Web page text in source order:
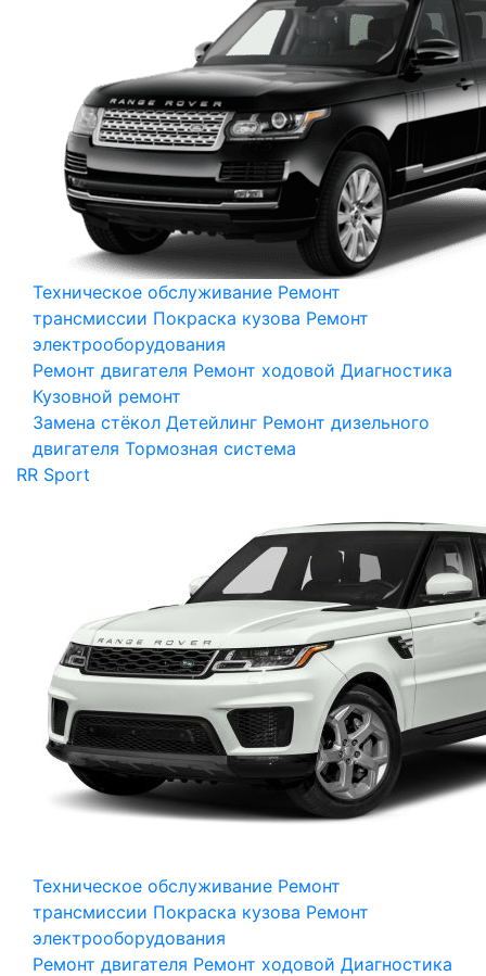
Техническое обслуживание Ремонт
трансмиссии Покраска кузова Ремонт
электрооборудования
Ремонт двигателя Ремонт ходовой Диагностика
Кузовной ремонт
Замена стёкол Детейлинг Ремонт дизельного
двигателя Тормозная система
RR Sport
Техническое обслуживание Ремонт
трансмиссии Покраска кузова Ремонт
электрооборудования
Ремонт двигателя Ремонт ходовой Диагностика